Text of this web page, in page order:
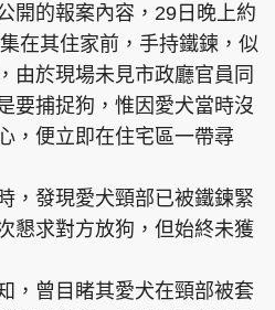
開的報案內容，29日晚上約
在其住家前，手持鐵鍊，似
由於現場未見市政廳官員同
要捕捉狗，惟因愛犬當時沒
，便立即在住宅區一帶尋
，發現愛犬頸部已被鐵鍊緊
懇求對方放狗，但始終未獲
，曾目睹其愛犬在頸部被套